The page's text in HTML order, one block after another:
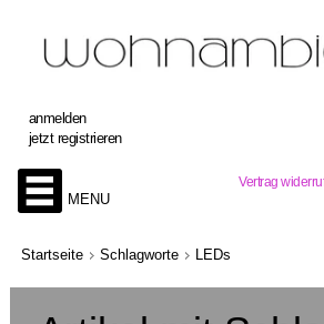
Vertrag
anmelden
jetzt registrieren
MENU
Startseite Schlagworte LEDs